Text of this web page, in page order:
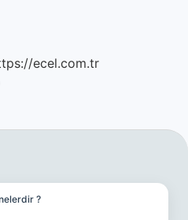
ecel.com.tr
?